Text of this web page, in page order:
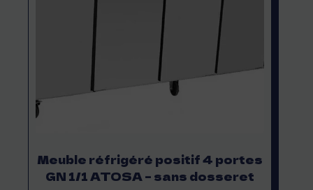
Meuble réfrigéré positif 4 portes
GN 1/1 ATOSA – sans dosseret